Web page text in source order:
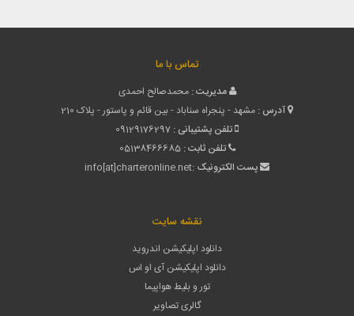
تماس با ما
مدیریت : محمدصالح احمدی
آدرس : مشهد - پنجراه سناباد - بین قائم و پاستور - پلاک 210
تلفن پشتیبانی : 09129176297
تلفن ثابت : 05138466685
پست الکترونیک :info[at]charteronline.net
نقشه سایت
دانلود اپلیکیشن اندروید
دانلود اپلیکیشن آی او اس
تور و بلیط هواپیما
گالری تصاویر